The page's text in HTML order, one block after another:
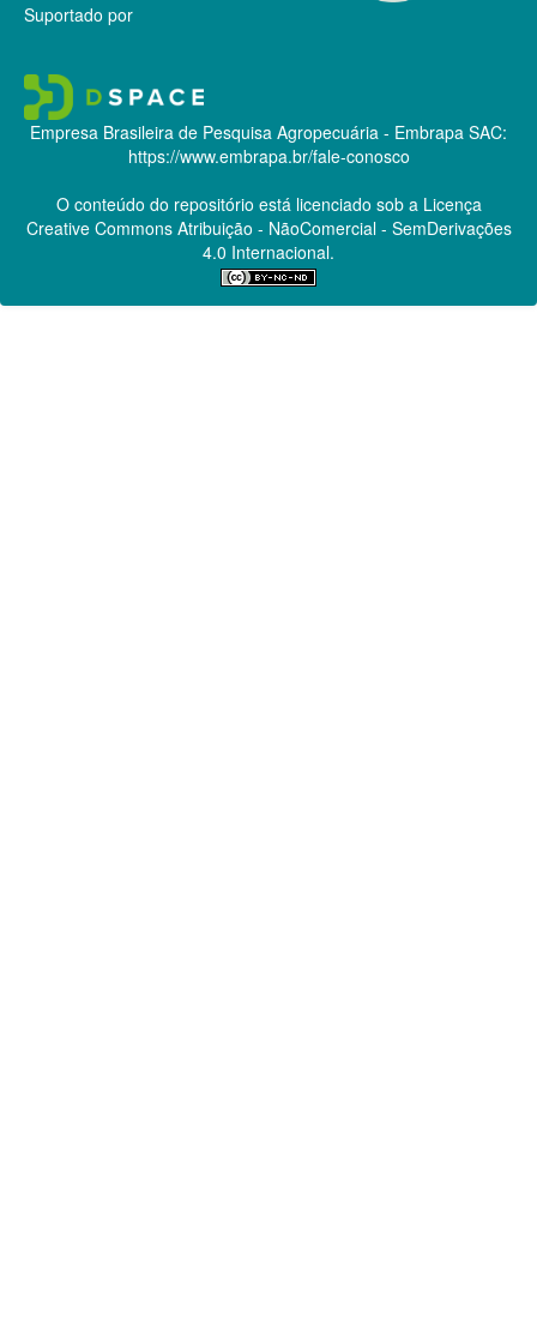
Suportado por
Empresa Brasileira de Pesquisa Agropecuária - Embrapa SAC:
https://www.embrapa.br/fale-conosco
O conteúdo do repositório está licenciado sob a Licença
Creative CommonsAtribuição - NãoComercial - SemDerivações
4.0 Internacional.